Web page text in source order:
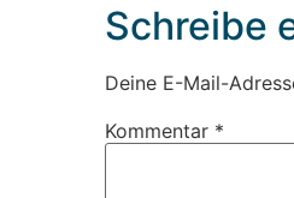
Schreibe
Deine E-Mail-
Kommentar *